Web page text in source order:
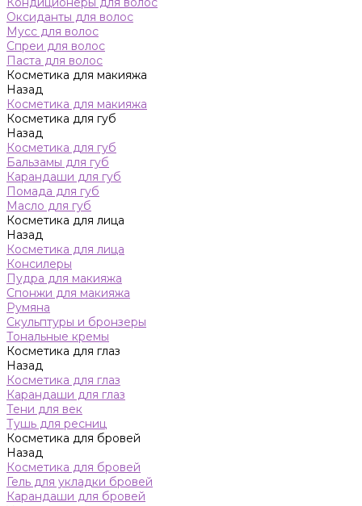
Оксиданты для волос
Мусс для волос
Спреи для волос
Паста для волос
Косметика для макияжа
Назад
Косметика для макияжа
Косметика для губ
Назад
Косметика для губ
Бальзамы для губ
Карандаши для губ
Помада для губ
Масло для губ
Косметика для лица
Назад
Косметика для лица
Консилеры
Пудра для макияжа
Спонжи для макияжа
Румяна
Скульптуры и бронзеры
Тональные кремы
Косметика для глаз
Назад
Косметика для глаз
Карандаши для глаз
Тени для век
Тушь для ресниц
Косметика для бровей
Назад
Косметика для бровей
Гель для укладки бровей
Карандаши для бровей